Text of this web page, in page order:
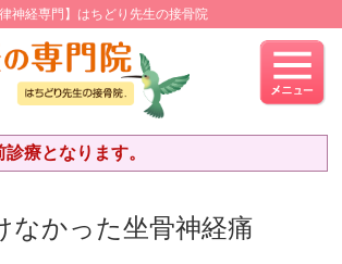
神経専門】はちどり先生の接骨院
療となります。
なかった坐骨神経痛